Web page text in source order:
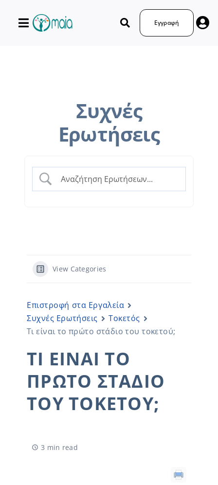
Εγγραφή
Συχνές
Ερωτήσεις
View Categories
Επιστροφή στα Εργαλεία
Συχνές Ερωτήσεις
Τοκετός
Τι είναι το πρώτο στάδιο του τοκετού;
ΤΙ ΕΊΝΑΙ ΤΟ
ΠΡΏΤΟ ΣΤΆΔΙΟ
ΤΟΥ ΤΟΚΕΤΟΎ;
3 min read